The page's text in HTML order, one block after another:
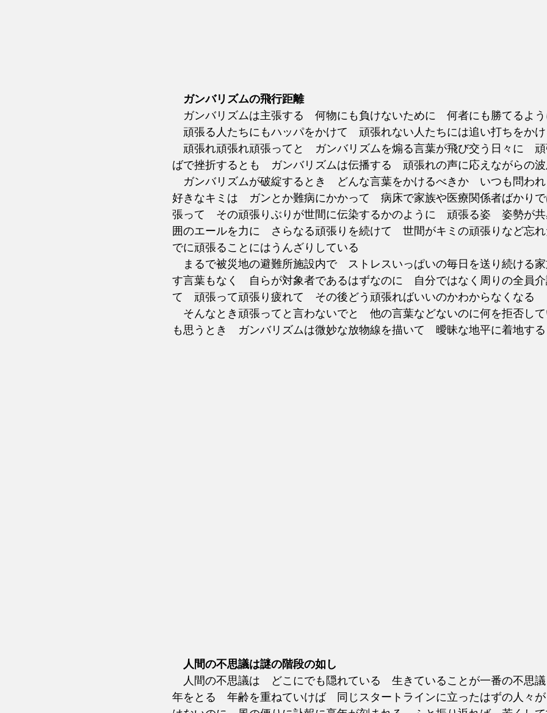
ガンバリズムの飛行距離
ガンバリズムは主張する　何物にも負けないために　何者にも勝てるよ
頑張る人たちにもハッパをかけて　頑張れない人たちには追い打ちをかけ
頑張れ頑張れ頑張ってと　ガンバリズムを煽る言葉が飛び交う日々に　
ばで挫折するとも　ガンバリズムは伝播する　頑張れの声に応えながらの
ガンバリズムが破綻するとき　どんな言葉をかけるべきか　いつも問われ
好きなキミは　ガンとか難病にかかって　病床で家族や医療関係者ばかり
張って　その頑張りぶりが世間に伝染するかのように　頑張る姿　姿勢が
囲のエールを力に　さらなる頑張りを続けて　世間がキミの頑張りなど忘
でに頑張ることにはうんざりしている
まるで被災地の避難所施設内で　ストレスいっぱいの毎日を送り続ける家
す言葉もなく　自らが対象者であるはずなのに　自分ではなく周りの全員
て　頑張って頑張り疲れて　その後どう頑張ればいいのかわからなくなる
そんなとき頑張ってと言わないでと　他の言葉などないのに何を拒否し
も思うとき　ガンバリズムは微妙な放物線を描いて　曖昧な地平に着地する
人間の不思議は謎の階段の如し
人間の不思議は　どこにでも隠れている　生きていることが一番の不思
年をとる　年齢を重ねていけば　同じスタートラインに立ったはずの人々